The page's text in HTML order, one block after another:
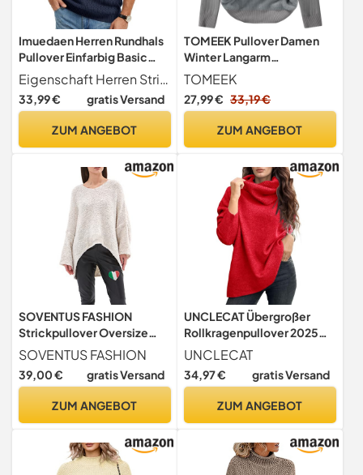
Imuedaen Herren Rundhals
Pullover Einfarbig Basic
Strickpullover mit
Rundhalsausschnitt
Grobstrick Pulli Langarm
Sweater (Marine, XL)
Eigenschaft Herren Strickpullover, klassischen Rundhalsausschnitt, Langarm, Einfarbig, Grobstrick, Warm Winterpullover
33,99 € gratis Versand
ZUM ANGEBOT
TOMEEK Pullover Damen
Winter Langarm
Rundhalsausschnitt
Longpullover für Damen
Elegant Thermo
Sweateshirt Essentials
Sweater(Grau,M)
TOMEEK
27,99 € 33,19 €
ZUM ANGEBOT
SOVENTUS FASHION
Strickpullover Oversize
lang grobmaschig Pullover
Damen Strick V-Ausschnitt
Herbst Winter
Damen, Made in Italy beige
SOVENTUS FASHION
39,00 € gratis Versand
ZUM ANGEBOT
UNCLECAT Übergroßer
Rollkragenpullover 2025
Herbst Winter Langarm
Grobstrickpullover,
Rot/Ausflug, einfarbig
UNCLECAT
34,97 € gratis Versand
ZUM ANGEBOT